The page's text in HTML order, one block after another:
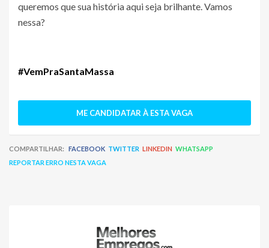
queremos que sua história aqui seja brilhante. Vamos
nessa?
#VemPraSantaMassa
ME CANDIDATAR À ESTA VAGA
COMPARTILHAR: FACEBOOK TWITTER LINKEDIN WHATSAPP
REPORTAR ERRO NESTA VAGA